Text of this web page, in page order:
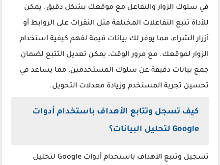
في سلوك الزوار والتفاعل مع موقعك بشكل دقيق. يمكن
للأداة تتبع التفاعلات المختلفة مثل النقرات على الروابط أو
أزرار الشراء، مما يوفر لك بيانات قيمة لفهم كيفية استخدام
الزوار لموقعك. مع مرور الوقت، يمكن تعديل التتبع لضمان
جمع بيانات دقيقة عن سلوك المستخدمين، مما يساعد في
تحسين تجربة المستخدم وزيادة معدلات التحويل.
كيف تسجل وتتابع الأهداف باستخدام أدوات
Google لتحليل البيانات؟
تسجيل وتتبع الأهداف باستخدام أدوات Google لتحليل